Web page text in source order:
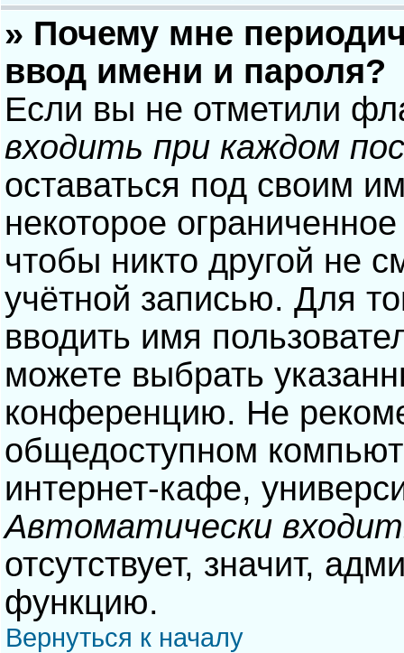
» Почему мне
ввод имени и пароля?
Если вы не отметили
входить при каждом
оставаться под своим
некоторое
чтобы никто другой не
учётной записью. Для
вводить имя
можете выбрать
конференцию. Не
общедоступном
интернет-кафе,
Автоматически
отсутствует, значит,
функцию.
Вернуться к началу